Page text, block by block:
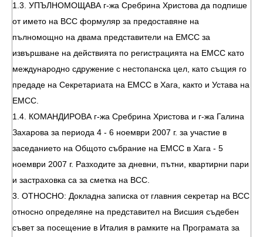
1.3. УПЪЛНОМОЩАВА г-жа Сребрина Христова да подпише
от името на ВСС формуляр за предоставяне на
пълномощно на двама представители на ЕМСС за
извършване на действията по регистрацията на ЕМСС като
международно сдружение с нестопанска цел, като същия го
предаде на Секретариата на ЕМСС в Хага, както и Устава на
ЕМСС.
1.4. КОМАНДИРОВА г-жа Сребрина Христова и г-жа Галина
Захарова за периода 4 - 6 ноември 2007 г. за участие в
заседанието на Общото събрание на ЕМСС в Хага - 5
ноември 2007 г. Разходите за дневни, пътни, квартирни пари
и застраховка са за сметка на ВСС.
3. ОТНОСНО: Докладна записка от главния секретар на ВСС
относно определяне на представител на Висшия съдебен
съвет за посещение в Италия в рамките на Програмата за